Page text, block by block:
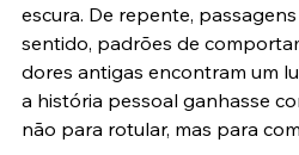
escura. De repente,
sentido, padrões de
dores antigas encontram um
a história pessoal ganhasse
não para rotular, mas para